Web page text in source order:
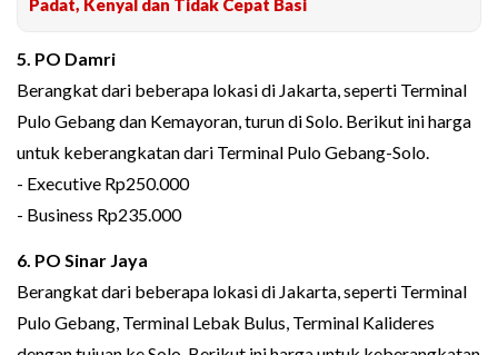
5. PO Damri
Berangkat dari beberapa lokasi di Jakarta, seperti Terminal
Pulo Gebang dan Kemayoran, turun di Solo. Berikut ini harga
untuk keberangkatan dari Terminal Pulo Gebang-Solo.
- Executive Rp250.000
- Business Rp235.000
6. PO Sinar Jaya
Berangkat dari beberapa lokasi di Jakarta, seperti Terminal
Pulo Gebang, Terminal Lebak Bulus, Terminal Kalideres